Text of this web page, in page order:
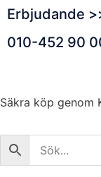
Erbjudande
010-452 90
Säkra köp genom